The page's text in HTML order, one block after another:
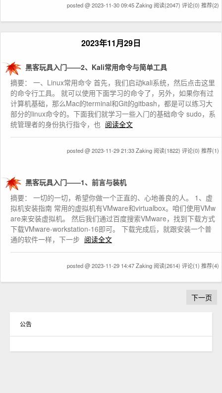
posted @ 2023-11-30 09:45 Zaking 阅读(2047) 评论(0) 推荐(2)
2023年11月29日
黑客玩具入门——2、Kali常用命令与简单工具
摘要： 一、Linux常用命令 首先，我们启动kali系统，然后点击这里
的命令行工具。 就可以使用下面学习的命令了，另外，如果你有过
计算机基础，那么Mac的terminal和Git的gitbash，都是可以练习大
部分的linux命令的。下面我们就学习一些入门的基础命令 sudo，系
统管理者的身份执行指令，也 阅读全文
posted @ 2023-11-29 21:33 Zaking 阅读(1822) 评论(0) 推荐(1)
黑客玩具入门——1、前言与装机
摘要： 一切的一切，希望你做一个正直的、心地善良的人。 1、虚
拟机安装指南 常用的虚拟机有VMware和virtualbox。咱们使用VMw
are来安装虚拟机。 然后我们通过百度搜索VMware，找到下载方式
下载VMware-workstation-16即可。 下载完成后，就跟安装一个普
通的软件一样，下一步 阅读全文
posted @ 2023-11-29 14:47 Zaking 阅读(2614) 评论(1) 推荐(4)
下一页
公告